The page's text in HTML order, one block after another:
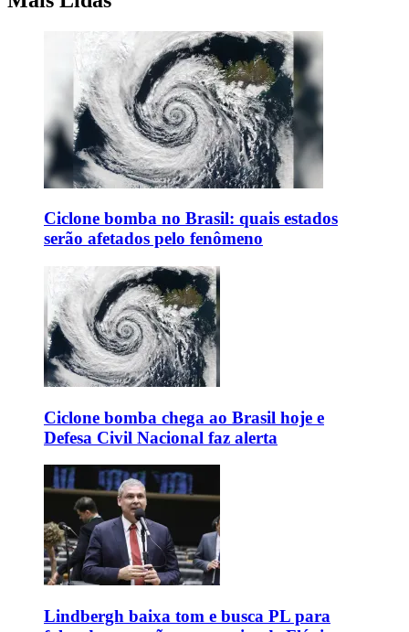
Ciclone bomba no Brasil: quais estados
serão afetados pelo fenômeno
Ciclone bomba chega ao Brasil hoje e
Defesa Civil Nacional faz alerta
Lindbergh baixa tom e busca PL para